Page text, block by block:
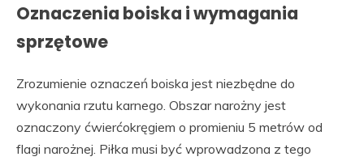
Oznaczenia boiska i wymagania
sprzętowe
Zrozumienie oznaczeń boiska jest niezbędne do
wykonania rzutu karnego. Obszar narożny jest
oznaczony ćwierćokręgiem o promieniu 5 metrów od
flagi narożnej. Piłka musi być wprowadzona z tego